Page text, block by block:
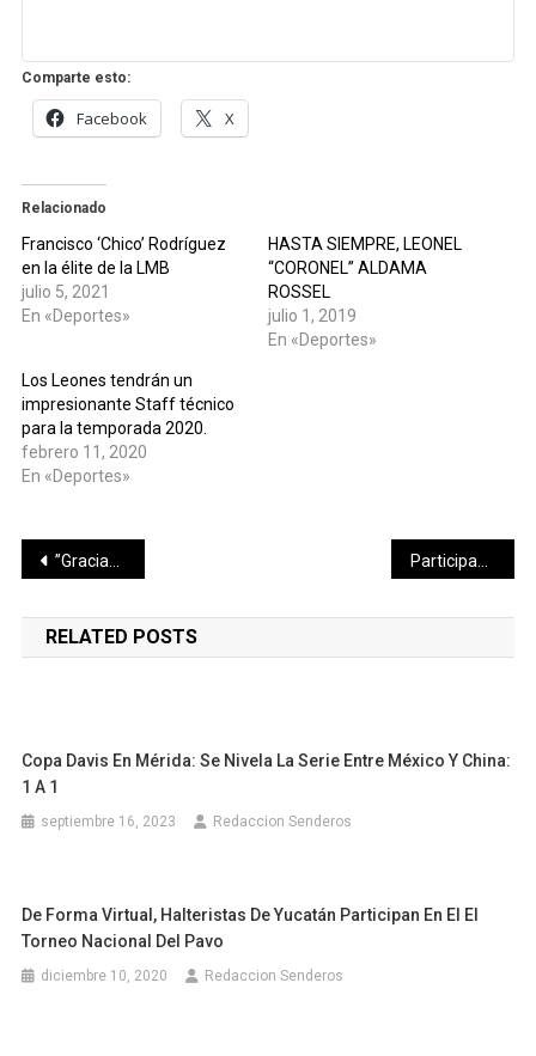
Comparte esto:
Facebook X
Relacionado
Francisco ‘Chico’ Rodríguez
en la élite de la LMB
julio 5, 2021
En «Deportes»
HASTA SIEMPRE, LEONEL
“CORONEL” ALDAMA
ROSSEL
julio 1, 2019
En «Deportes»
Los Leones tendrán un
impresionante Staff técnico
para la temporada 2020.
febrero 11, 2020
En «Deportes»
Navegación
de
entradas
”Gracias por seguir confiando en este proyecto y en un servidor, trabajando hombro con hombro continuaremos construyendo el mejor Progreso de todos los tiempos”, afirmó Julián Zacarías Curi tras reasumir a su cargo como alcalde
RELATED POSTS
Copa Davis En Mérida: Se Nivela La Serie Entre México Y China:
1 A 1
septiembre 16, 2023 Redaccion Senderos
De Forma Virtual, Halteristas De Yucatán Participan En El El
Torneo Nacional Del Pavo
diciembre 10, 2020 Redaccion Senderos